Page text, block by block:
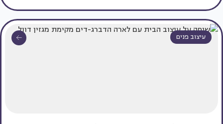
עיצוב פנים